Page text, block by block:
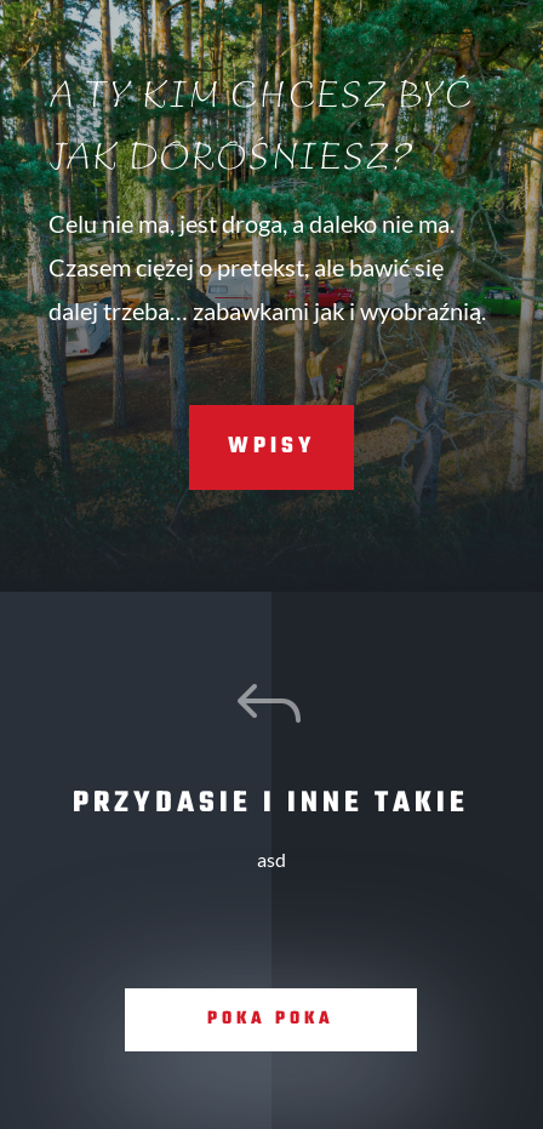
A TY KIM CHCESZ BYĆ
JAK DOROŚNIESZ?
Celu nie ma, jest droga, a daleko nie ma.
Czasem ciężej o pretekst, ale bawić się
dalej trzeba… zabawkami jak i wyobraźnią.
WPISY
J
PRZYDASIE I INNE TAKIE
asd
POKA POKA